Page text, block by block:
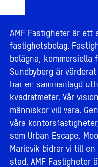
AMF Fastigheter är ett
fastighetsbolag.
belägna, kommersiella
Sundbyberg är
har en sammanlagd
kvadratmeter. Vår
människor vill vara.
våra
som Urban Escape,
Marievik bidrar vi till
stad. AMF Fastigheter